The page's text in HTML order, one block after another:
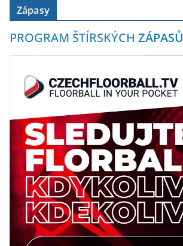
Zápasy
PROGRAM ŠTÍRSKÝCH ZÁPASŮ